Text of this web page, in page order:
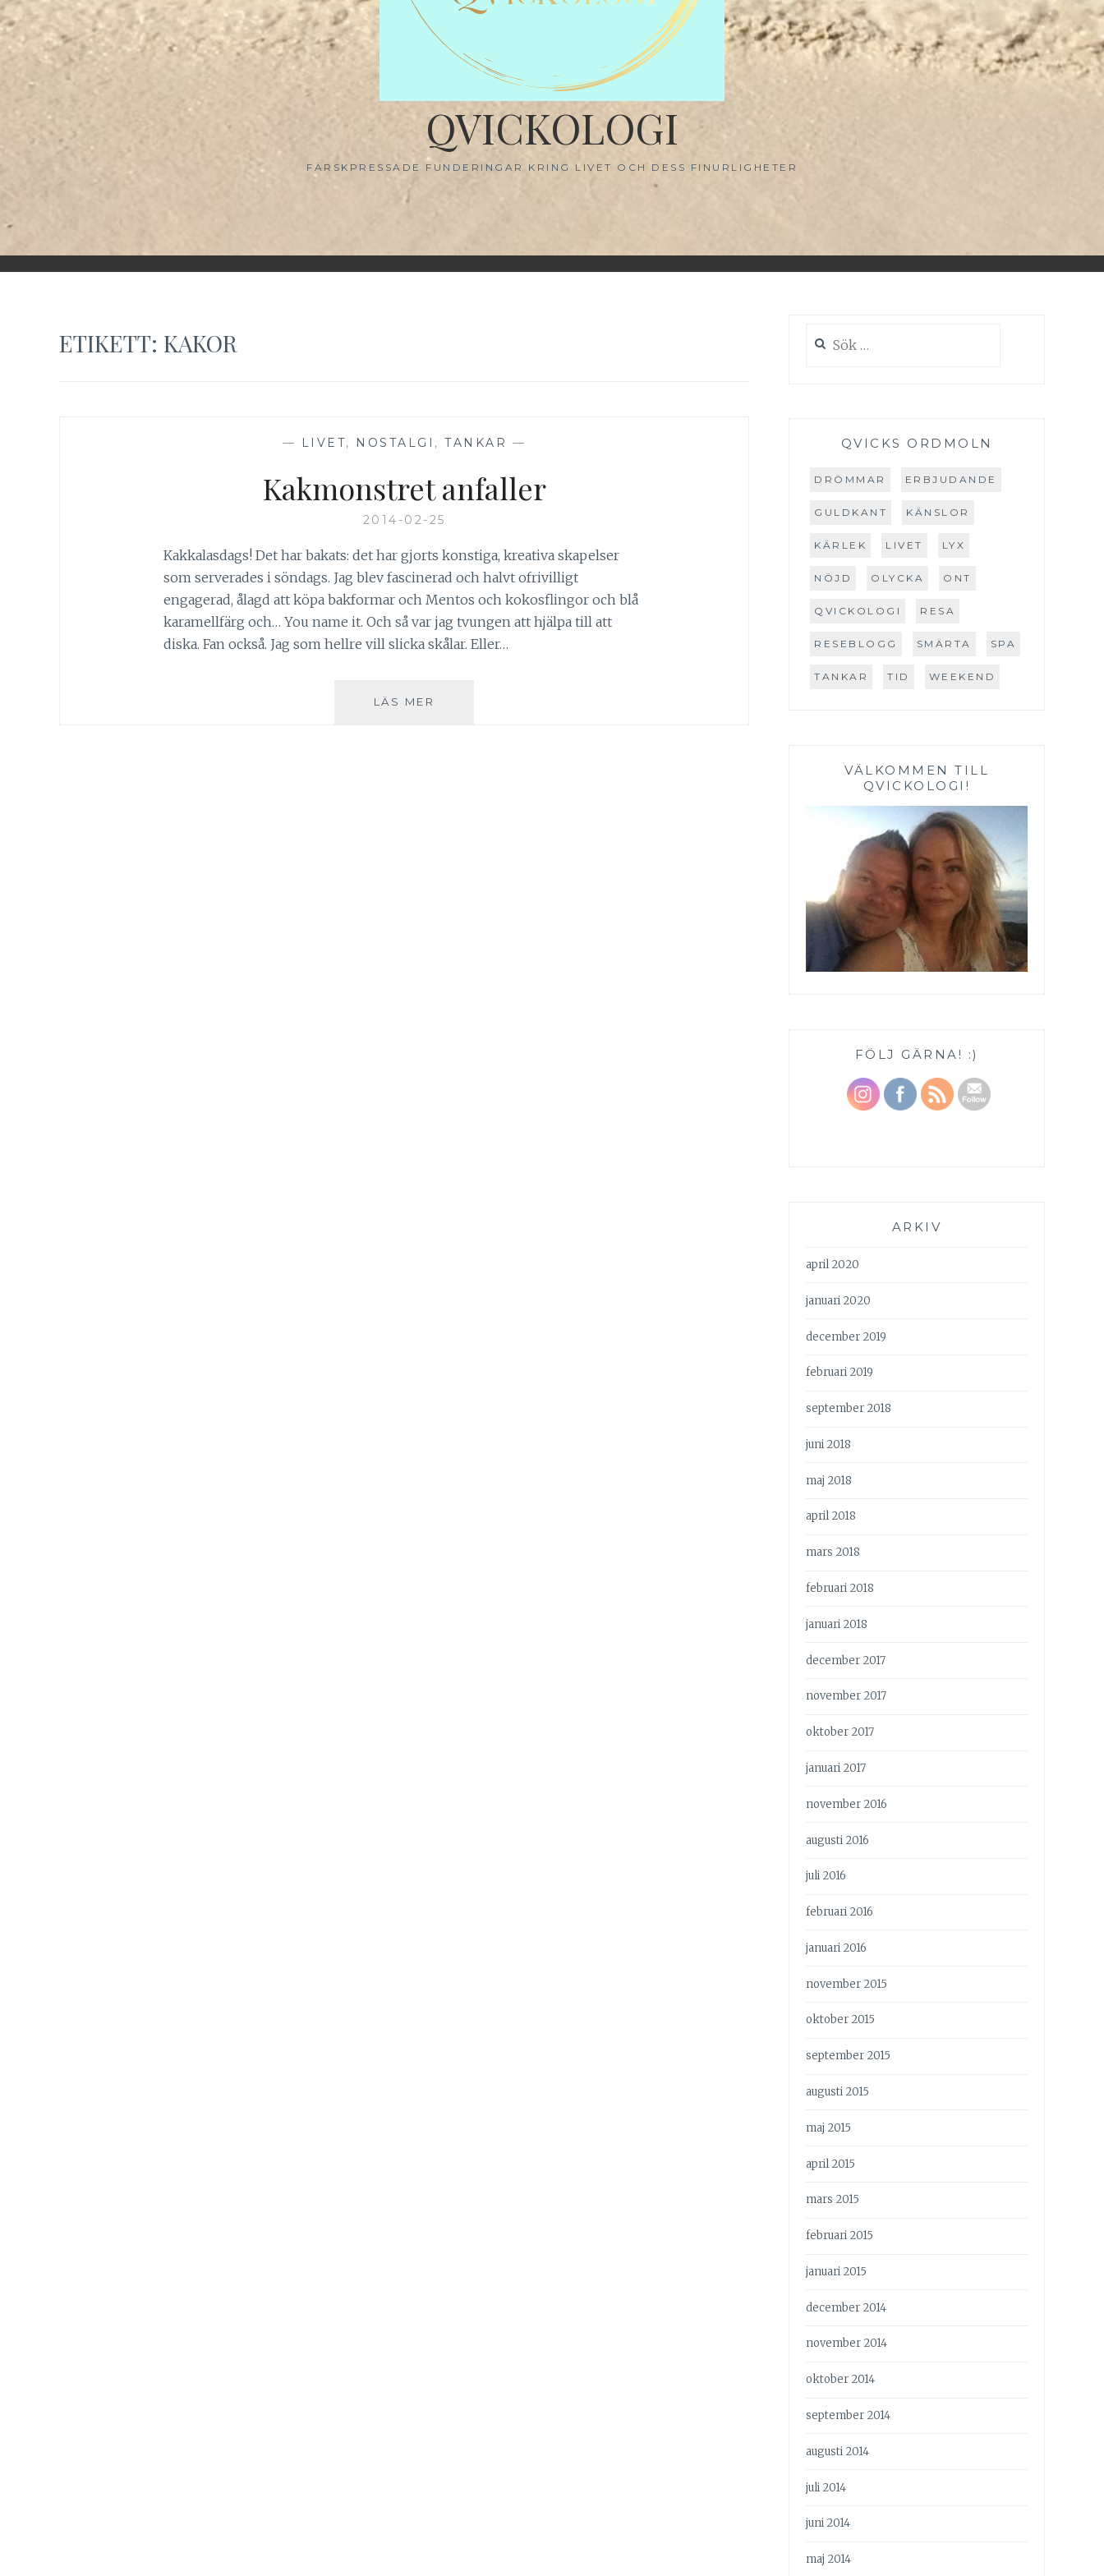
QVICKOLOGI
FÄRSKPRESSADE FUNDERINGAR KRING LIVET OCH DESS FINURLIGHETER
ETIKETT: KAKOR
— LIVET, NOSTALGI ,TANKAR —
Kakmonstret anfaller
2014-02-25
Kakkalasdags! Det har bakats: det har gjorts konstiga, kreativa skapelser
som serverades i söndags. Jag blev fascinerad och halvt ofrivilligt
engagerad, ålagd att köpa bakformar och Mentos och kokosflingor och blå
karamellfärg och… You name it. Och så var jag tvungen att hjälpa till att
diska. Fan också. Jag som hellre vill slicka skålar. Eller…
LÄS MER
efter:
QVICKS ORDMOLN
DRÖMMAR ERBJUDANDE
GULDKANT KÄNSLOR
KÄRLEK LIVET LYX
NÖJD OLYCKA ONT
QVICKOLOGI RESA
RESEBLOGG SMÄRTA SPA
TANKAR TID WEEKEND
VÄLKOMMEN TILL
QVICKOLOGI!
FÖLJ GÄRNA! :)
ARKIV
april 2020
januari 2020
december 2019
februari 2019
september 2018
juni 2018
maj 2018
april 2018
mars 2018
februari 2018
januari 2018
december 2017
november 2017
oktober 2017
januari 2017
november 2016
augusti 2016
juli 2016
februari 2016
januari 2016
november 2015
oktober 2015
september 2015
augusti 2015
maj 2015
april 2015
mars 2015
februari 2015
januari 2015
december 2014
november 2014
oktober 2014
september 2014
augusti 2014
juli 2014
juni 2014
maj 2014